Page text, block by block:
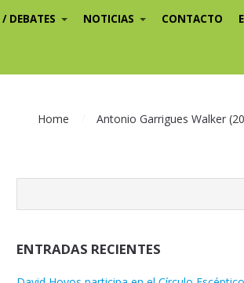
DEBATES NOTICIAS CONTACTO
Home Antonio Garrigues Walker
ENTRADAS RECIENTES